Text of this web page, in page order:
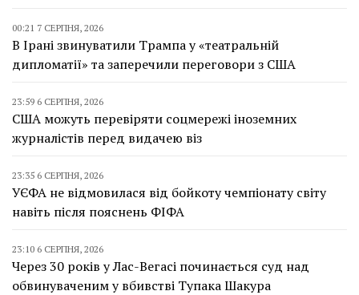
00:21 7 СЕРПНЯ, 2026
В Ірані звинуватили Трампа у «театральній
дипломатії» та заперечили переговори з США
23:59 6 СЕРПНЯ, 2026
США можуть перевіряти соцмережі іноземних
журналістів перед видачею віз
23:35 6 СЕРПНЯ, 2026
УЄФА не відмовилася від бойкоту чемпіонату світу
навіть після пояснень ФІФА
23:10 6 СЕРПНЯ, 2026
Через 30 років у Лас-Вегасі починається суд над
обвинуваченим у вбивстві Тупака Шакура